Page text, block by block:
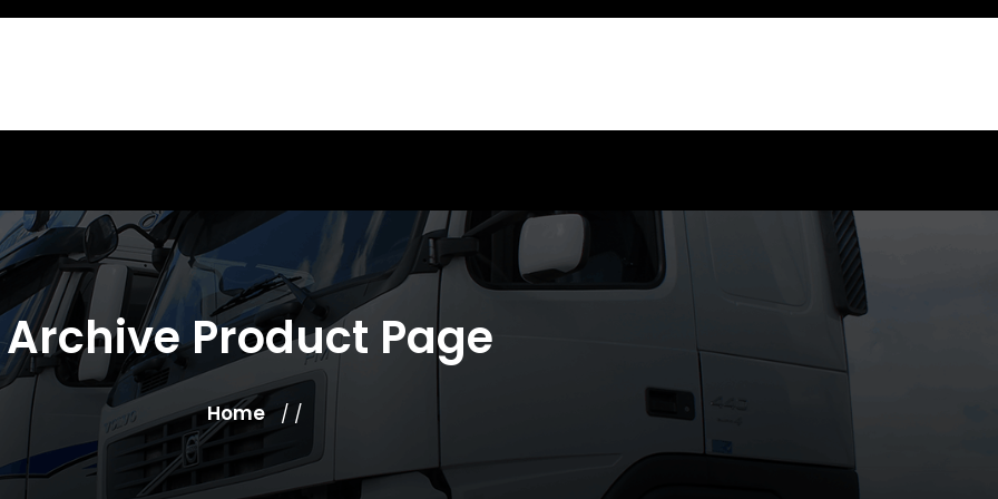
Archive Product Page
Home / /